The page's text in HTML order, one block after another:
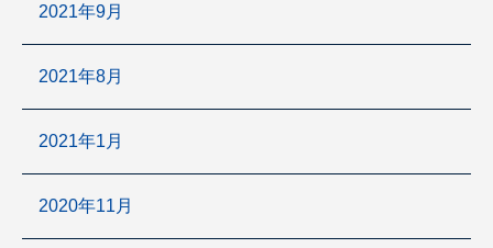
2021年9月
2021年8月
2021年1月
2020年11月